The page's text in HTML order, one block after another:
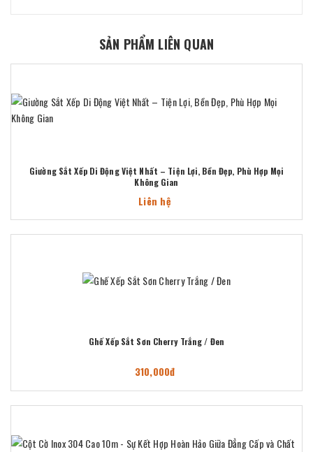
SẢN PHẨM LIÊN QUAN
Giường Sắt Xếp Di Động Việt Nhất – Tiện Lợi, Bền Đẹp, Phù Hợp Mọi
Không Gian
Liên hệ
Ghế Xếp Sắt Sơn Cherry Trắng / Đen
310,000đ